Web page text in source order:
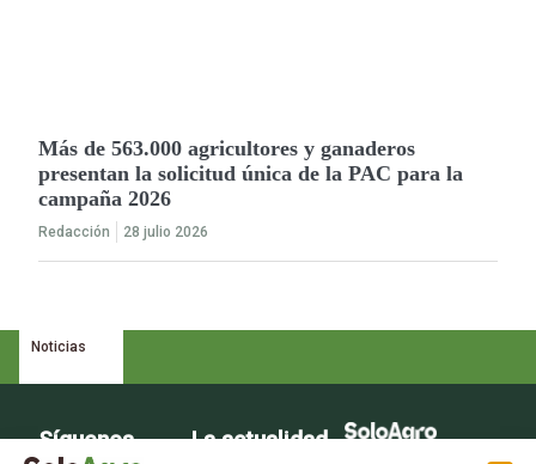
Más de 563.000 agricultores y ganaderos
presentan la solicitud única de la PAC para la
campaña 2026
Redacción 28 julio 2026
Noticias
La actualidad
Síguenos